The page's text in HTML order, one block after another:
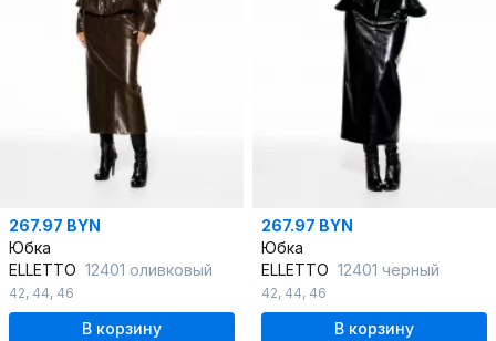
267.97 BYN
Юбка
ELLETTO 12401 оливковый
42, 44, 46
В корзину
267.97 BYN
Юбка
ELLETTO 12401 черный
42, 44, 46
В корзину